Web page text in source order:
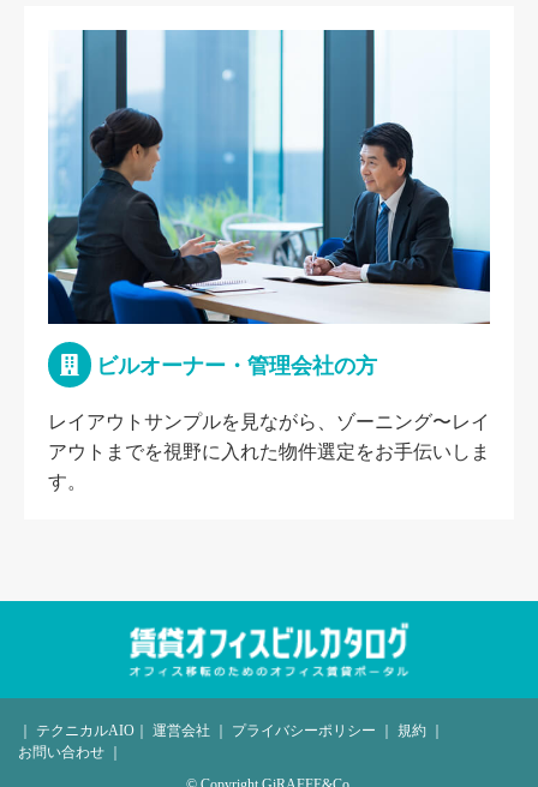
ビルオーナー・管理会社の方
レイアウトサンプルを見ながら、ゾーニング〜レイ
アウトまでを視野に入れた物件選定をお手伝いしま
す。
｜ テクニカルAIO ｜ 運営会社 ｜ プライバシーポリシー ｜ 規約 ｜
お問い合わせ ｜